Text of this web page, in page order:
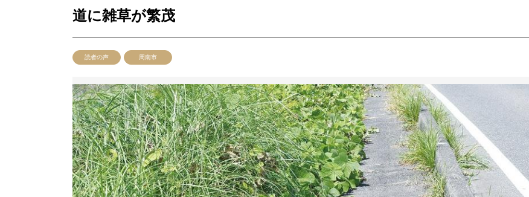
道に雑草が繁茂
読者の声 周南市